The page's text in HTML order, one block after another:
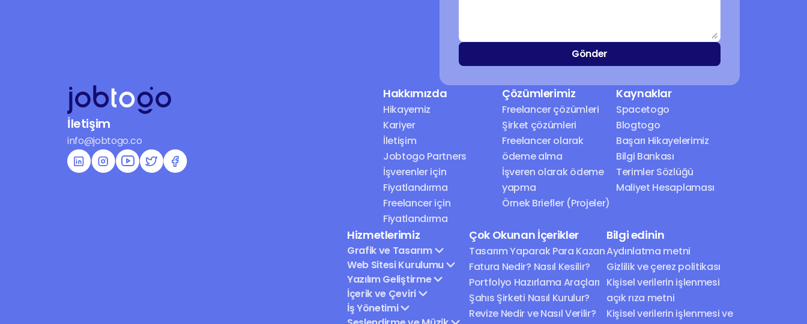
Gönder
İletişim
info@jobtogo.co
Hakkımızda
Hikayemiz
Kariyer
İletişim
Jobtogo Partners
İşverenler için
Fiyatlandırma
Freelancer için
Fiyatlandırma
Çözümlerimiz
Freelancer çözümleri
Şirket çözümleri
Freelancer olarak
ödeme alma
İşveren olarak ödeme
yapma
Örnek Briefler (Projeler)
Kaynaklar
Spacetogo
Blogtogo
Başarı Hikayelerimiz
Bilgi Bankası
Terimler Sözlüğü
Maliyet Hesaplaması
Hizmetlerimiz
Grafik ve Tasarım
Web Sitesi Kurulumu
Yazılım Geliştirme
İçerik ve Çeviri
İş Yönetimi
Çok Okunan İçerikler
Tasarım Yaparak Para Kazan
Fatura Nedir? Nasıl Kesilir?
Portfolyo Hazırlama Araçları
Şahıs Şirketi Nasıl Kurulur?
Revize Nedir ve Nasıl Verilir?
Bilgi edinin
Aydınlatma metni
Gizlilik ve çerez politikası
Kişisel verilerin işlenmesi
açık rıza metni
Kişisel verilerin işlenmesi ve